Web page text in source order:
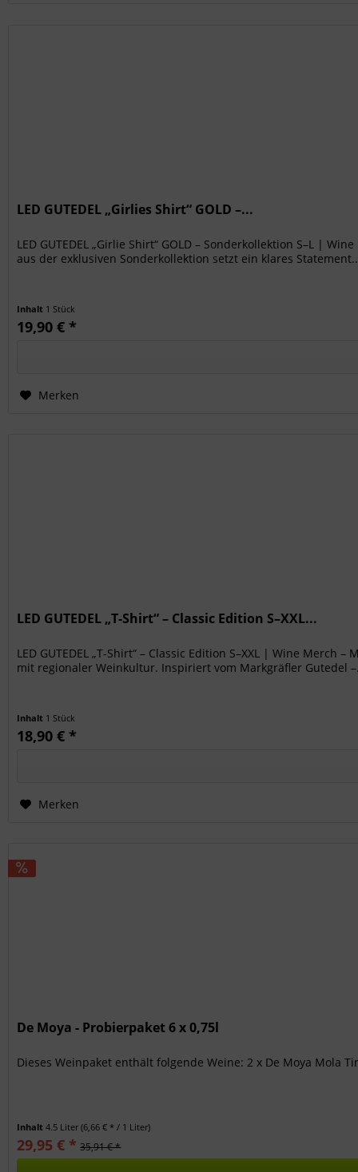
LED GUTEDEL „Girlies Shirt“ GOLD –...
LED GUTEDEL „Girlie Shirt“ GOLD – Sonderkollektion S–L |
aus der exklusiven Sonderkollektion setzt ein klares
Inhalt 1 Stück
19,90 € *
Merken
LED GUTEDEL „T-Shirt“ – Classic Edition S–XXL...
LED GUTEDEL „T-Shirt“ – Classic Edition S–XXL | Wine
mit regionaler Weinkultur. Inspiriert vom Markgräfler Gutedel
Inhalt 1 Stück
18,90 € *
Merken
De Moya - Probierpaket 6 x 0,75l
Dieses Weinpaket enthält folgende Weine: 2 x De Moya Mola
Inhalt4.5 Liter(6,66 € * / 1 Liter)
29,95 € * 35,91 € *